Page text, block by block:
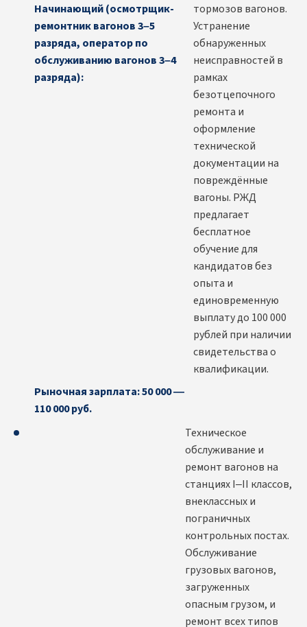
Начинающий (осмотрщик-
ремонтник вагонов 3–5
разряда, оператор по
обслуживанию вагонов 3–4
разряда):
тормозов вагонов.
Устранение
обнаруженных
неисправностей в
рамках
безотцепочного
ремонта и
оформление
технической
документации на
повреждённые
вагоны. РЖД
предлагает
бесплатное
обучение для
кандидатов без
опыта и
единовременную
выплату до 100 000
рублей при наличии
свидетельства о
квалификации.
Рыночная зарплата: 50 000 —
110 000 руб.
Техническое
обслуживание и
ремонт вагонов на
станциях I–II классов,
внеклассных и
пограничных
контрольных постах.
Обслуживание
грузовых вагонов,
загруженных
опасным грузом, и
ремонт всех типов